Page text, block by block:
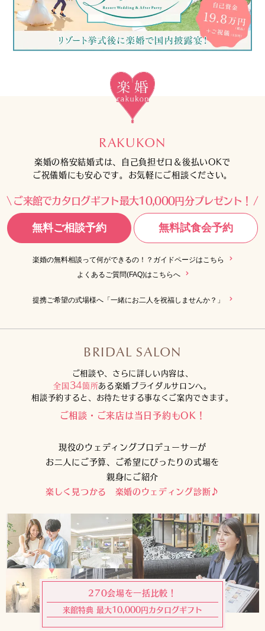
RAKUKON
楽婚の格安結婚式は、自己負担ゼロ＆後払いOKで
ご祝儀婚にも安心です。お気軽にご相談ください。
ご来館でカタログギフト最大10,000円分プレゼント！
無料ご相談予約 無料試食会予約
楽婚の無料相談って何ができるの！？ガイドページはこちら
よくあるご質問(FAQ)はこちらへ
提携ご希望の式場様へ「一緒にお二人を祝福しませんか？」
BRIDAL SALON
ご相談や、さらに詳しい内容は、
全国34箇所ある楽婚ブライダルサロンへ。
相談予約すると、お待たせする事なくご案内できます。
ご相談・ご来店は当日予約もOK！
現役のウェディングプロデューサーが
お二人にご予算、ご希望にぴったりの式場を
親身にご紹介
楽しく見つかる 楽婚のウェディング診断♪
270会場を一括比較！
来館特典 最大10,000円カタログギフト